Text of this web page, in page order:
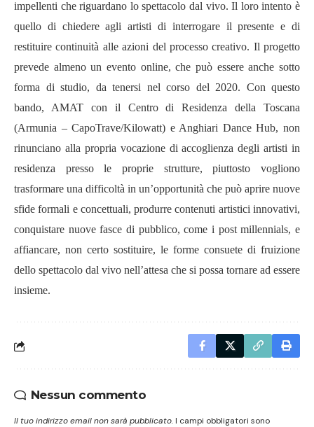
impellenti che riguardano lo spettacolo dal vivo. Il loro intento è
quello di chiedere agli artisti di interrogare il presente e di
restituire continuità alle azioni del processo creativo. Il progetto
prevede almeno un evento online, che può essere anche sotto
forma di studio, da tenersi nel corso del 2020. Con questo
bando, AMAT con il Centro di Residenza della Toscana
(Armunia – CapoTrave/Kilowatt) e Anghiari Dance Hub, non
rinunciano alla propria vocazione di accoglienza degli artisti in
residenza presso le proprie strutture, piuttosto vogliono
trasformare una difficoltà in un’opportunità che può aprire nuove
sfide formali e concettuali, produrre contenuti artistici innovativi,
conquistare nuove fasce di pubblico, come i post millennials, e
affiancare, non certo sostituire, le forme consuete di fruizione
dello spettacolo dal vivo nell’attesa che si possa tornare ad essere
insieme.
Nessun commento
Il tuo indirizzo email non sarà pubblicato. I campi obbligatori sono